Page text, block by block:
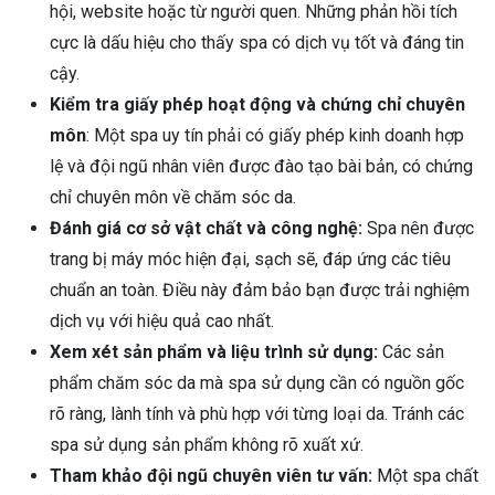
hội, website hoặc từ người quen. Những phản hồi tích
cực là dấu hiệu cho thấy spa có dịch vụ tốt và đáng tin
cậy.
Kiểm tra giấy phép hoạt động và chứng chỉ chuyên
môn: Một spa uy tín phải có giấy phép kinh doanh hợp
lệ và đội ngũ nhân viên được đào tạo bài bản, có chứng
chỉ chuyên môn về chăm sóc da.
Đánh giá cơ sở vật chất và công nghệ: Spa nên được
trang bị máy móc hiện đại, sạch sẽ, đáp ứng các tiêu
chuẩn an toàn. Điều này đảm bảo bạn được trải nghiệm
dịch vụ với hiệu quả cao nhất.
Xem xét sản phẩm và liệu trình sử dụng: Các sản
phẩm chăm sóc da mà spa sử dụng cần có nguồn gốc
rõ ràng, lành tính và phù hợp với từng loại da. Tránh các
spa sử dụng sản phẩm không rõ xuất xứ.
Tham khảo đội ngũ chuyên viên tư vấn: Một spa chất